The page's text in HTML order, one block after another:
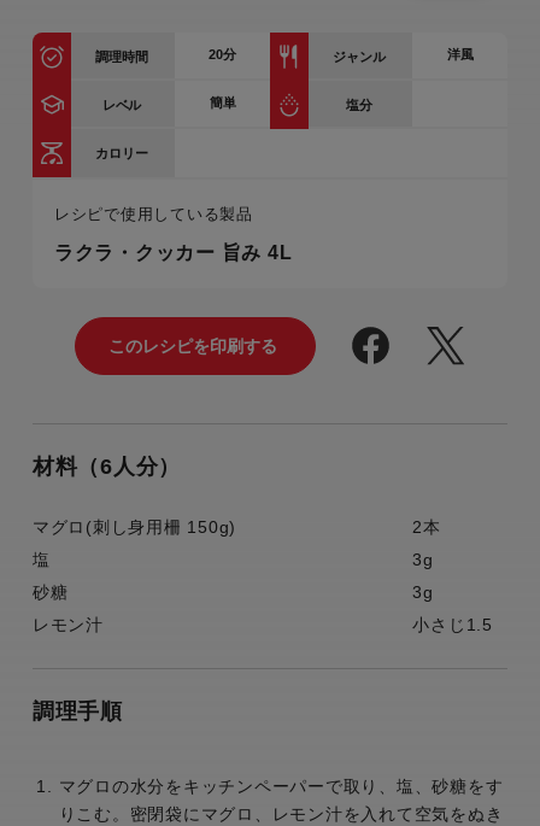
調理時間 20分 ジャンル 洋風
レベル 簡単 塩分
カロリー
レシピで使用している製品
ラクラ・クッカー 旨み 4L
材料（6人分）
マグロ(刺し身用柵 150g)
2本
塩
3g
砂糖
3g
レモン汁
小さじ1.5
調理手順
マグロの水分をキッチンペーパーで取り、塩、砂糖をす
りこむ。密閉袋にマグロ、レモン汁を入れて空気をぬき